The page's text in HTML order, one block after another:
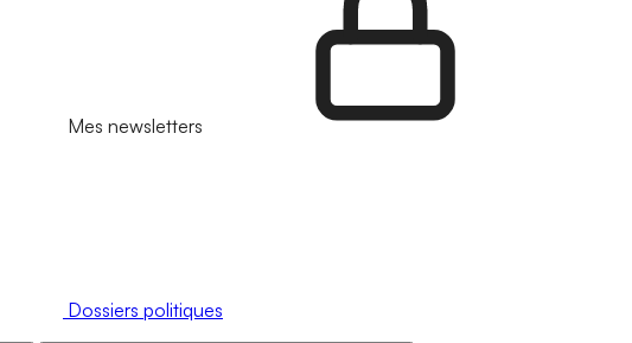
Mes newsletters
Dossiers politiques